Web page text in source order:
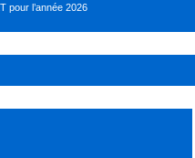
pour l’année 2026